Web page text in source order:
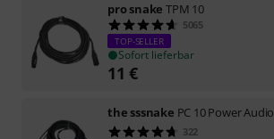
pro snake TPM 10
5065
TOP-SELLER
Sofort lieferbar
11 €
the sssnake PC 10 Power Audio
322